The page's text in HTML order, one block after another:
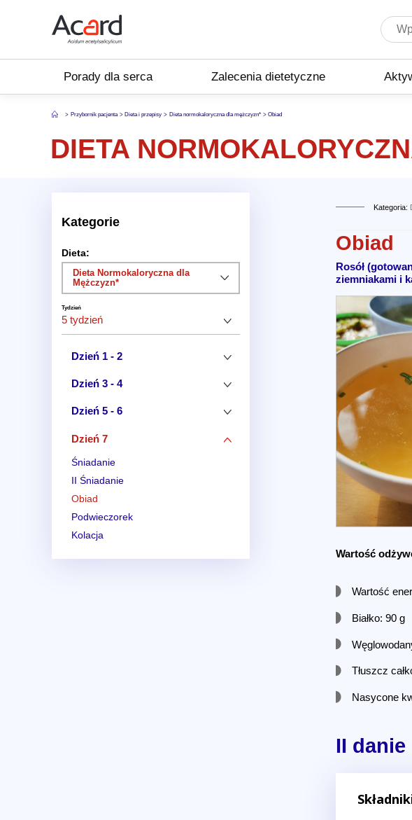
Porady dla serca Zalecenia dietetyczne
Przybornik pacjenta Dieta i przepisy Dieta normokaloryczna dla mężczyzn* Obiad
DIETA
Kategorie
Dieta:
Dieta Normokaloryczna dla
Mężczyzn*
Tydzień
5 tydzień
Dzień 1 - 2
Dzień 3 - 4
Dzień 5 - 6
Dzień 7
Śniadanie
II Śniadanie
Obiad
Podwieczorek
Kolacja
Kategoria:
Obiad
Rosół
ziemniakami i
Wartość
Wartość
Białko: 90 g
Tłuszcz
Nasycone
II danie